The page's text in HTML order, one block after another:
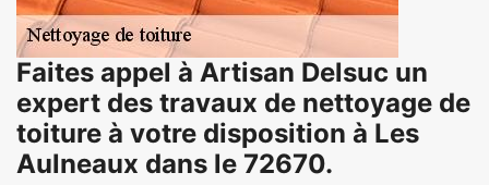
Faites appel à Artisan Delsuc un
expert des travaux de nettoyage de
toiture à votre disposition à Les
Aulneaux dans le 72670.